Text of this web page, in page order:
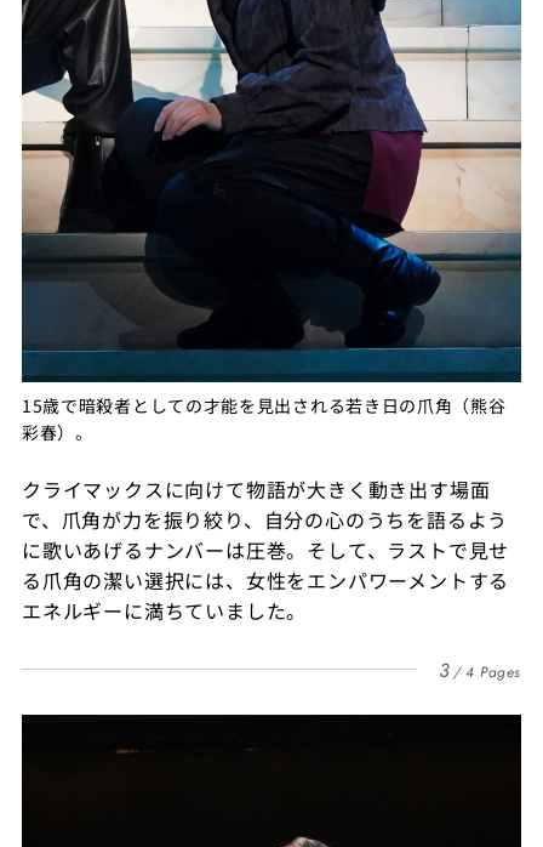
15歳で暗殺者としての才能を見出される若き日の爪角（熊谷
彩春）。
クライマックスに向けて物語が大きく動き出す場面
で、爪角が力を振り絞り、自分の心のうちを語るよう
に歌いあげるナンバーは圧巻。そして、ラストで見せ
る爪角の潔い選択には、女性をエンパワーメントする
エネルギーに満ちていました。
3 4 Pages